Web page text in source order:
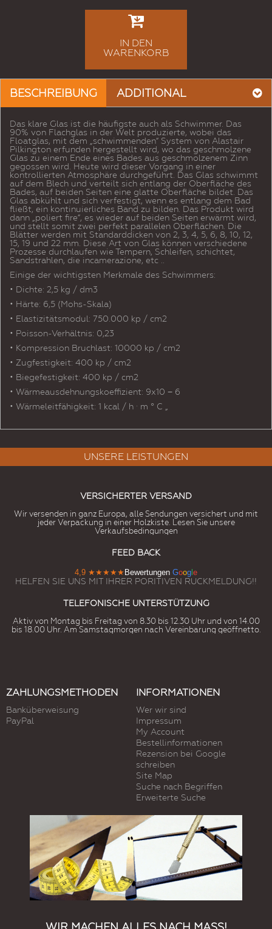
IN DEN
WARENKORB
BESCHREIBUNG ADDITIONAL
Das klare Glas ist die häufigste auch als Schwimmer. Das
90% von Flachglas in der Welt produzierte, wobei das
Floatglas, mit dem „schwimmenden“ System von Alastair
Pilkington erfunden hergestellt wird, wo das geschmolzene
Glas zu einem Ende eines Bades aus geschmolzenem Zinn
gegossen wird. Heute wird dieser Vorgang in einer
kontrollierten Atmosphäre durchgeführt. Das Glas schwimmt
auf dem Blech und verteilt sich entlang der Oberfläche des
Bades, auf beiden Seiten eine glatte Oberfläche bildet. Das
Glas abkühlt und sich verfestigt, wenn es entlang dem Bad
fließt, ein kontinuierliches Band zu bilden. Das Produkt wird
dann „poliert fire“, es wieder auf beiden Seiten erwärmt wird,
und stellt somit zwei perfekt parallelen Oberflächen. Die
Blätter werden mit Standarddicken von 2, 3, 4, 5, 6, 8, 10, 12,
15, 19 und 22 mm. Diese Art von Glas können verschiedene
Prozesse durchlaufen wie Tempern, Schleifen, schichtet,
Sandstrahlen, die incamerazione, etc ..
Einige der wichtigsten Merkmale des Schwimmers:
• Dichte: 2,5 kg / dm3
• Härte: 6,5 (Mohs-Skala)
• Elastizitätsmodul: 750.000 kp / cm2
• Poisson-Verhältnis: 0,23
• Kompression Bruchlast: 10000 kp / cm2
• Zugfestigkeit: 400 kp / cm2
• Biegefestigkeit: 400 kp / cm2
• Wärmeausdehnungskoeffizient: 9x10 − 6
• Wärmeleitfähigkeit: 1 kcal / h · m ° C „
UNSERE LEISTUNGEN
VERSICHERTER VERSAND
Wir versenden in ganz Europa, alle Sendungen versichert und mit
jeder Verpackung in einer Holzkiste. Lesen Sie unsere
Verkaufsbedingungen
FEED BACK
4,9 ★★★★★ Bewertungen Goog e
HELFEN SIE UNS MIT IHRER PORITIVEN RUCKMELDUNG!!
TELEFONISCHE UNTERSTÜTZUNG
Aktiv von Montag bis Freitag von 8.30 bis 12.30 Uhr und von 14.00
bis 18.00 Uhr. Am Samstagmorgen nach Vereinbarung geöffnetto.
ZAHLUNGSMETHODEN
Banküberweisung
PayPal
INFORMATIONEN
Wer wir sind
Impressum
My Account
Bestellinformationen
Rezension bei Google
schreiben
Site Map
Suche nach Begriffen
Erweiterte Suche